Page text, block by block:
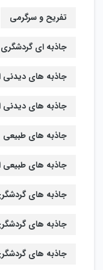
تفریح و سرگرمی
جاذبه ای
جاذبه های دیدنی
جاذبه های دیدنی
جاذبه های طبیعی
جاذبه های طبیعی
جاذبه های
جاذبه های
جاذبه های